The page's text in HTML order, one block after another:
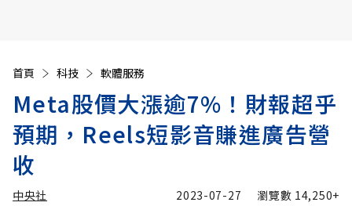
首頁 科技 軟體服務
Meta股價大漲逾7%！財報超乎
預期，Reels短影音賺進廣告營
收
中央社 2023-07-27 瀏覽數 14,250+